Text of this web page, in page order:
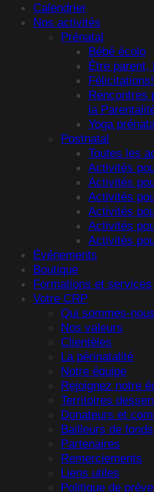
Calendrier
Nos activités
Prénatal
Bébé écolo
Être parent,
Félicitations!
Rencontres
la
Yoga
Postnatal
Toutes les
Activités
Activités
Activités
Activités
Activités
Activités
Événements
Boutique
Formations et services
Votre CRP
Qui sommes-
Nos valeurs
Clientèles
La périnatalité
Notre équipe
Rejoignez notre
Territoires
Donateurs et
Bailleurs de fonds
Partenaires
Remerciements
Liens utiles
Politique de